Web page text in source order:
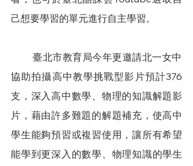
己想要學習的單元進行自主學習。
        臺北市教育局今年更邀請北一女中
協助拍攝高中教學挑戰型影片預計376
支，深入高中數學、物理的知識解題影
片，藉由許多難題的解題補充，使高中
學生能夠預習或複習使用，讓所有希望
能學到更深入的數學、物理知識的學生